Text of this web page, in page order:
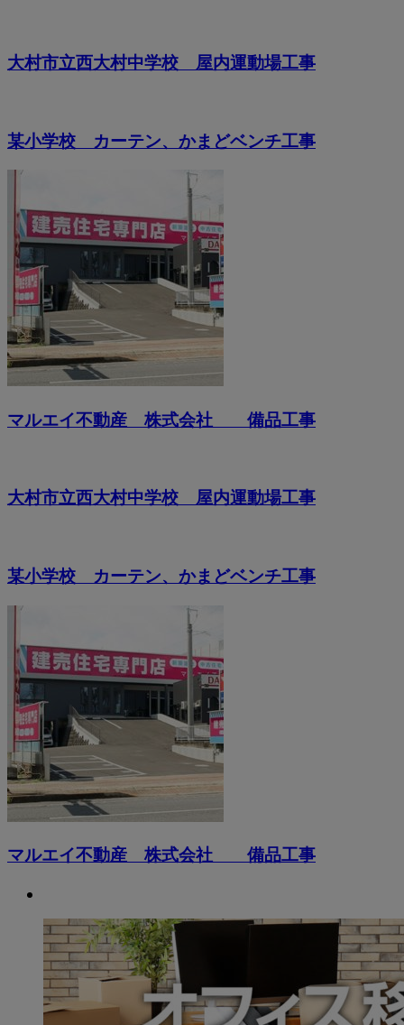
大村市立西大村中学校 屋内運動場工事
某小学校 カーテン、かまどベンチ工事
マルエイ不動産 株式会社 備品工事
大村市立西大村中学校 屋内運動場工事
某小学校 カーテン、かまどベンチ工事
マルエイ不動産 株式会社 備品工事